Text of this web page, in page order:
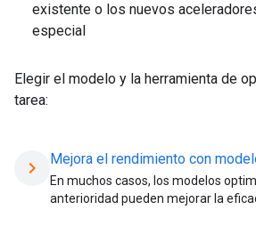
existente o los nuevos
especial
Elegir el modelo y la herramienta de
tarea:
chevron_right Mejora el rendimiento con
En muchos casos, los modelos
anterioridad pueden mejorar la